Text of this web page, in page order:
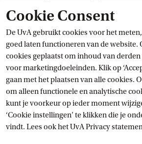
Cookie Consent
De UvA gebruikt cookies voor het
goed laten functioneren van de website.
cookies geplaatst om inhoud van
voor marketingdoeleinden. Klik op
gaan met het plaatsen van alle cookies.
om alleen functionele en analytische
kunt je voorkeur op ieder moment
‘Cookie instellingen’ te klikken die je
vindt. Lees ook hetUvA Privacy
dagen lang onderdompelen in
discipline, of met een dagcursus
een nieuwe kunstvorm proeven.
dans, en van beeldende kunst
Toon informatie voor opleiding:
Toon informatie voor jouw opleiding
Welke opleiding volg je?
of
userLog in